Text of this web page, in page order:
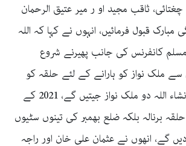
ثاقب مجید او ر میر عتیق الرحمان
قبول فرمائیں، انہوں نے کہا کہ اللہ
کانفرنس کی جانب پھیرنے شروع
سے ملک نواز کو ہارانے کے لئے حلقہ کو
تقسیم کیا گیا اب انشاء اللہ دو ملک نواز جیتیں گے، 2021 کے
برنالہ بلکہ ضلع بھمبر کی تینوں سٹیوں
گے، انھوں نے عثمان علی خان اور راجہ